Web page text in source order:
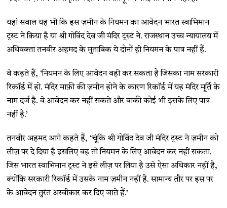
यहां सवाल यह भी कि इस ज़मीन के नियमन का आवेदन भारत स्वाभिमान
ट्रस्ट ने किया है या श्री गोविंद देव जी मंदिर ट्रस्ट ने. राजस्थान उच्च न्यायालय में
अधिवक्ता तनवीर अहमद के मुताबिक ये दोनों ही नियमन के पात्र नहीं हैं.
वे कहते हैं, ‘नियमन के लिए आवेदन वही कर सकता है जिसका नाम सरकारी
रिकॉर्ड में हो. मंदिर माफ़ी की ज़मीन होने के कारण रिकॉर्ड में यह मंदिर मूर्ति के
नाम दर्ज है. वे आवेदन कर नहीं सकते और बाकी कोई भी इसके लिए पात्र
नहीं है.’
तनवीर अहमद आगे कहते हैं, ‘चूंकि श्री गोविंद देव जी मंदिर ट्रस्ट ने ज़मीन को
लीज़ पर दे दिया है इसलिए वह तो नियमन के लिए आवेदन कर नहीं सकता.
जिस भारत स्वाभिमान ट्रस्ट ने इसे लीज़ पर लिया है उसे ऐसा अधिकार नहीं है,
क्योंकि सरकारी रिकॉर्ड में उसके नाम ज़मीन नहीं है. सामान्य तौर पर इस पर
के आवेदन तुरंत अस्वीकार कर दिए जाते हैं.’